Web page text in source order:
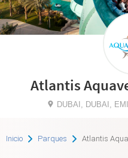
Atlantis
DUBAI, DUBAI,
Inicio Parques Atlantis